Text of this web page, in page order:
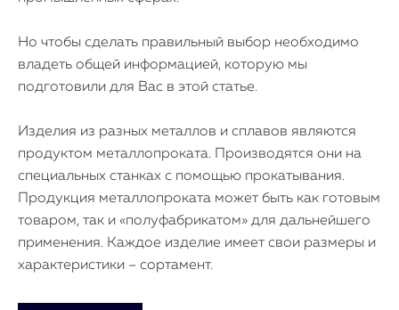
Но чтобы сделать правильный выбор необходимо
владеть общей информацией, которую мы
подготовили для Вас в этой статье.
Изделия из разных металлов и сплавов являются
продуктом металлопроката. Производятся они на
специальных станках с помощью прокатывания.
Продукция металлопроката может быть как готовым
товаром, так и «полуфабрикатом» для дальнейшего
применения. Каждое изделие имеет свои размеры и
характеристики – сортамент.